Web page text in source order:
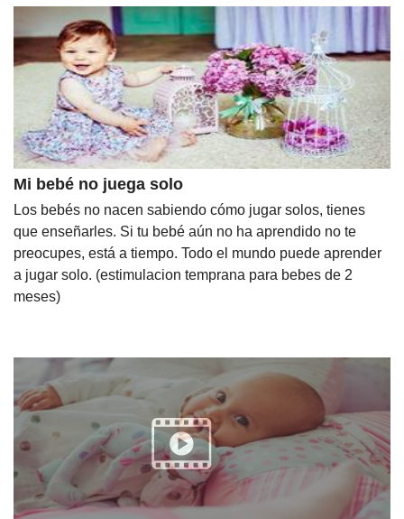
Mi bebé no juega solo
Los bebés no nacen sabiendo cómo jugar solos, tienes
que enseñarles. Si tu bebé aún no ha aprendido no te
preocupes, está a tiempo. Todo el mundo puede aprender
a jugar solo. (estimulacion temprana para bebes de 2
meses)